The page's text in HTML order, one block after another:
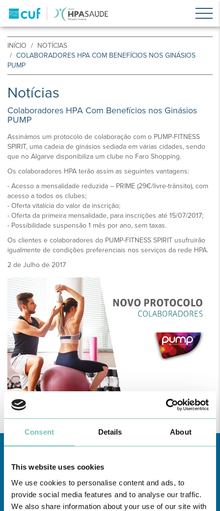
Consent Details About
This website uses cookies
We use cookies to personalise content and ads, to
provide social media features and to analyse our traffic.
We also share information about your use of our site with
INÍCIO
NOTÍCIAS
COLABORADORES HPA COM BENEFÍCIOS NOS GINÁSIOS
PUMP
Notícias
Colaboradores HPA Com Benefícios nos Ginásios
PUMP
Assinámos um protocolo de colaboração com o PUMP-FITNESS
SPIRIT, uma cadeia de ginásios sediada em várias cidades, sendo
que no Algarve disponibiliza um clube no Faro Shopping.
Os colaboradores HPA terão assim as seguintes vantagens:
- Acesso a mensalidade reduzida – PRIME (29€/livre-trânsito), com
acesso a todos os clubes;
- Oferta vitalícia do valor da inscrição;
- Oferta da primeira mensalidade, para inscrições até 15/07/2017;
- Possibilidade suspensão 1 mês por ano, sem taxas.
Os clientes e colaboradores do PUMP-FITNESS SPIRIT usufruirão
igualmente de condições preferenciais nos serviços da rede HPA.
2 de Julho de 2017